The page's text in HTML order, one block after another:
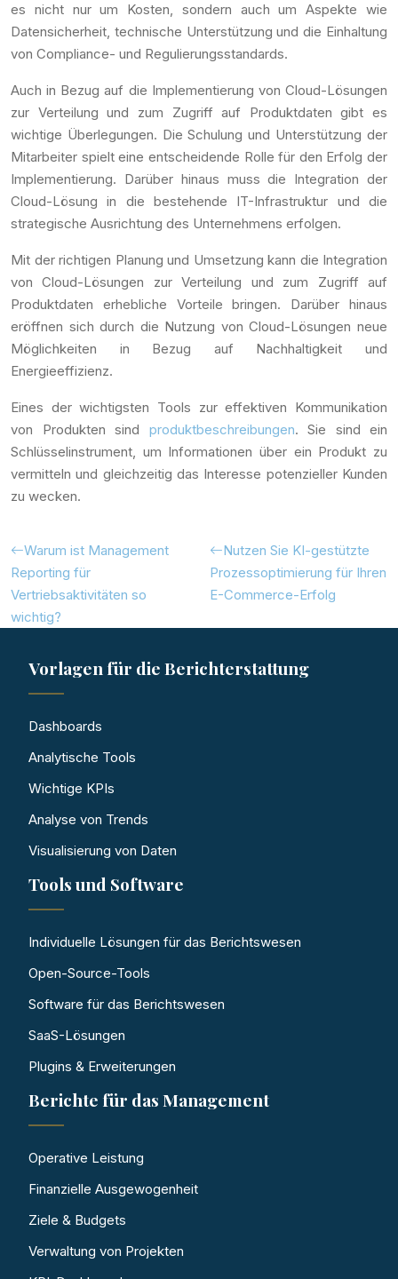
es nicht nur um Kosten, sondern auch um Aspekte wie
Datensicherheit, technische Unterstützung und die Einhaltung
von Compliance- und Regulierungsstandards.
Auch in Bezug auf die Implementierung von Cloud-Lösungen
zur Verteilung und zum Zugriff auf Produktdaten gibt es
wichtige Überlegungen. Die Schulung und Unterstützung der
Mitarbeiter spielt eine entscheidende Rolle für den Erfolg der
Implementierung. Darüber hinaus muss die Integration der
Cloud-Lösung in die bestehende IT-Infrastruktur und die
strategische Ausrichtung des Unternehmens erfolgen.
Mit der richtigen Planung und Umsetzung kann die Integration
von Cloud-Lösungen zur Verteilung und zum Zugriff auf
Produktdaten erhebliche Vorteile bringen. Darüber hinaus
eröffnen sich durch die Nutzung von Cloud-Lösungen neue
Möglichkeiten in Bezug auf Nachhaltigkeit und
Energieeffizienz.
Eines der wichtigsten Tools zur effektiven Kommunikation
von Produkten sind produktbeschreibungen. Sie sind ein
Schlüsselinstrument, um Informationen über ein Produkt zu
vermitteln und gleichzeitig das Interesse potenzieller Kunden
zu wecken.
Warum ist Management
Reporting für
Vertriebsaktivitäten so
wichtig?
Nutzen Sie KI-gestützte
Prozessoptimierung für Ihren
E-Commerce-Erfolg
Vorlagen für die Berichterstattung
Dashboards
Analytische Tools
Wichtige KPIs
Analyse von Trends
Visualisierung von Daten
Tools und Software
Individuelle Lösungen für das Berichtswesen
Open-Source-Tools
Software für das Berichtswesen
SaaS-Lösungen
Plugins & Erweiterungen
Berichte für das Management
Operative Leistung
Finanzielle Ausgewogenheit
Ziele & Budgets
Verwaltung von Projekten